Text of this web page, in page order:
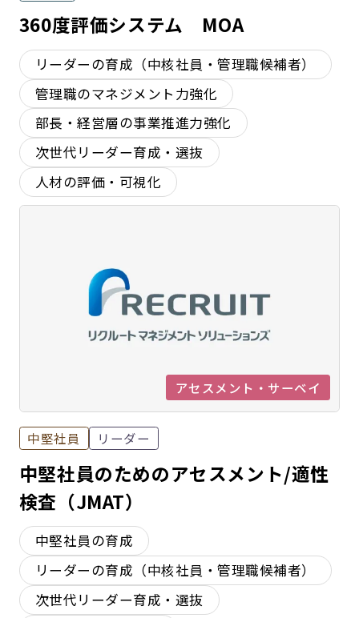
360度評価システム MOA
リーダーの育成（中核社員・管理職候補者）
管理職のマネジメント力強化
部長・経営層の事業推進力強化
次世代リーダー育成・選抜
人材の評価・可視化
アセスメント・サーベイ
中堅社員 リーダー
中堅社員のためのアセスメント/適性
検査（JMAT）
中堅社員の育成
リーダーの育成（中核社員・管理職候補者）
次世代リーダー育成・選抜